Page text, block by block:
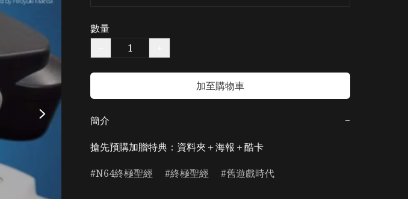
數量
加至購物車
簡介
−
搶先預購加贈特典：資料夾＋海報＋酷卡
N64終極聖經
終極聖經 舊遊戲時代